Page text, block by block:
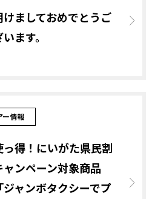
けましておめでとうご
います。
ー情報
っ得！にいがた県民割
ャンペーン対象商品
「ジャンボタクシーでプ